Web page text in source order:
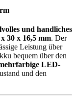
und handliches
x 30 x 16,5 mm. Der
Leistung über
bequem über den
LED-
und den